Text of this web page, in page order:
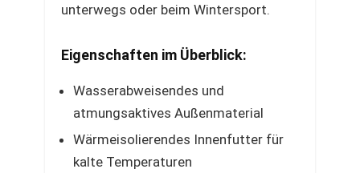
unterwegs oder beim Wintersport.
Eigenschaften im Überblick:
Wasserabweisendes und
atmungsaktives Außenmaterial
Wärmeisolierendes Innenfutter für
kalte Temperaturen